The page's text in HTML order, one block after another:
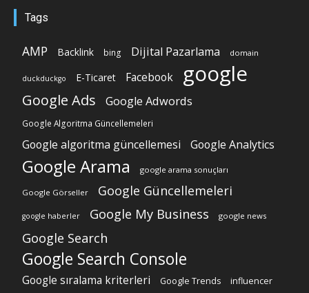
Tags
AMP Backlink bing Dijital Pazarlama domain
duckduckgo E-Ticaret Facebook google
Google Ads Google Adwords
Google Algoritma Güncellemeleri
Google algoritma güncellemesi Google Analytics
Google Arama google arama sonuçları
Google Görseller Google Güncellemeleri
google haberler Google My Business google news
Google Search
Google Search Console
Google sıralama kriterleri Google Trends influencer